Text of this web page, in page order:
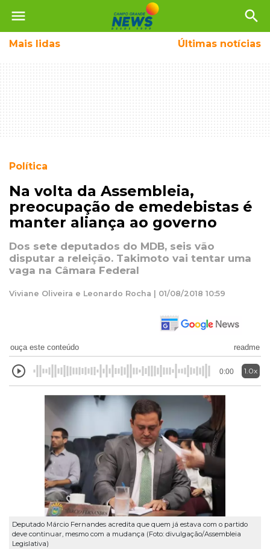
menu search
Mais lidas Últimas notícias
Política
Na volta da Assembleia,
preocupação de emedebistas é
manter aliança ao governo
Dos sete deputados do MDB, seis vão
disputar a releição. Takimoto vai tentar uma
vaga na Câmara Federal
Viviane Oliveira e Leonardo Rocha | 01/08/2018 10:59
ouça este conteúdo readme
0:00 1.0x
Deputado Márcio Fernandes acredita que quem já estava com o partido
deve continuar, mesmo com a mudança (Foto: divulgação/Assembleia
Legislativa)